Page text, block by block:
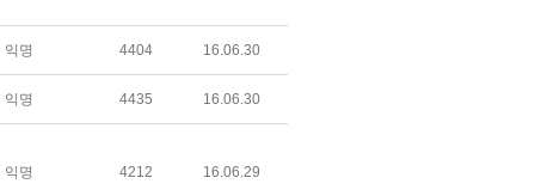
익명 4404 16.06.30
익명 4435 16.06.30
익명 4212 16.06.29